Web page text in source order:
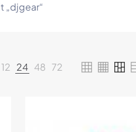
„djgear“
12 24 48 72